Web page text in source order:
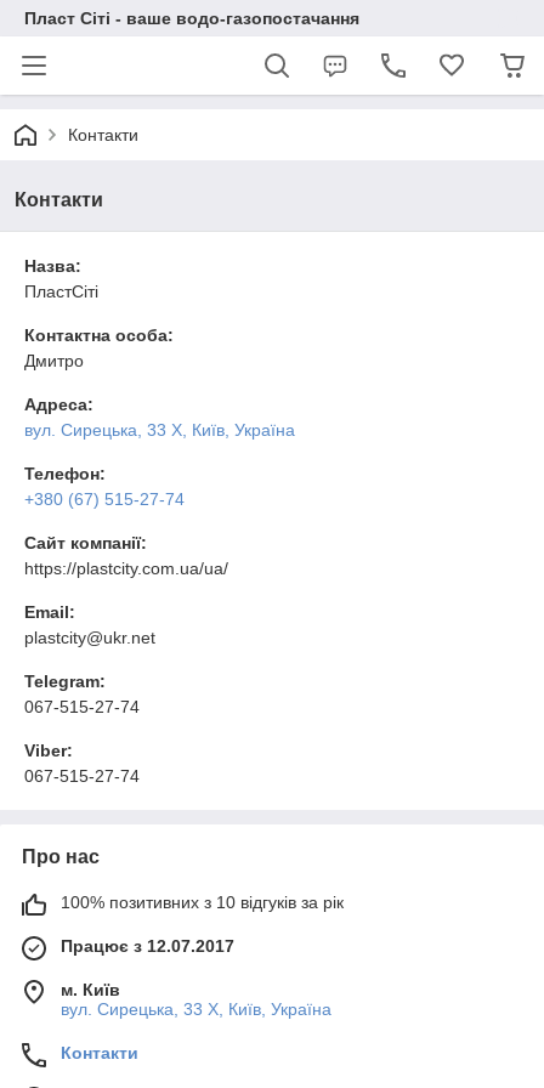
Пласт Сіті - ваше водо-газопостачання
Контакти
Контакти
Назва:
ПластСіті
Контактна особа:
Дмитро
Адреса:
вул. Сирецька, 33 Х, Київ, Україна
Телефон:
+380 (67) 515-27-74
Сайт компанії:
https://plastcity.com.ua/ua/
Email:
plastcity@ukr.net
Telegram:
067-515-27-74
Viber:
067-515-27-74
Про нас
100% позитивних з 10 відгуків за рік
Працює з 12.07.2017
м. Київ
вул. Сирецька, 33 Х, Київ, Україна
Контакти